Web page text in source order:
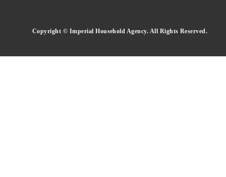
Copyright © Imperial Household Agency. All Rights Reserved.